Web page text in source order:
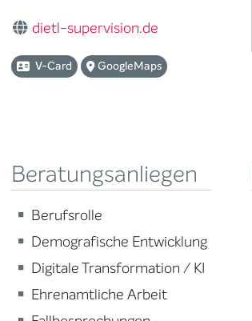
dietl-supervision.de
V-Card GoogleMaps
Beratungsanliegen
Berufsrolle
Demografische Entwicklung
Digitale Transformation / KI
Ehrenamtliche Arbeit